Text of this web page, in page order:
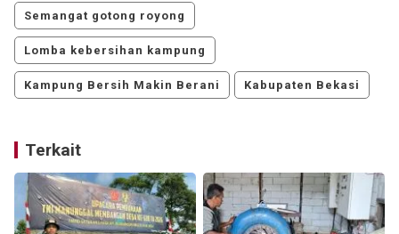
Semangat gotong royong
Lomba kebersihan kampung
Kampung Bersih Makin Berani Kabupaten Bekasi
Terkait